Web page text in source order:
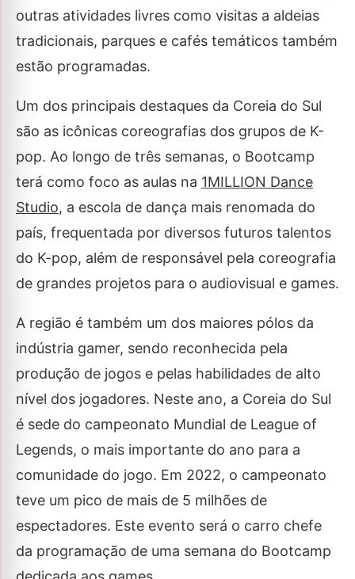
outras atividades livres como visitas a aldeias
tradicionais, parques e cafés temáticos também
estão programadas.
Um dos principais destaques da Coreia do Sul
são as icônicas coreografias dos grupos de K-
pop. Ao longo de três semanas, o Bootcamp
terá como foco as aulas na 1MILLION Dance
Studio, a escola de dança mais renomada do
país, frequentada por diversos futuros talentos
do K-pop, além de responsável pela coreografia
de grandes projetos para o audiovisual e games.
A região é também um dos maiores pólos da
indústria gamer, sendo reconhecida pela
produção de jogos e pelas habilidades de alto
nível dos jogadores. Neste ano, a Coreia do Sul
é sede do campeonato Mundial de League of
Legends, o mais importante do ano para a
comunidade do jogo. Em 2022, o campeonato
teve um pico de mais de 5 milhões de
espectadores. Este evento será o carro chefe
da programação de uma semana do Bootcamp